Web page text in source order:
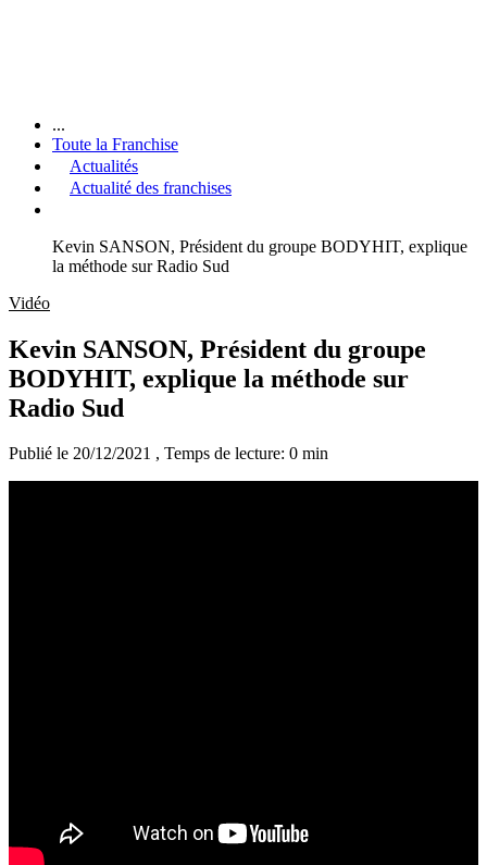
...
Toute la Franchise
Actualités
Actualité des franchises
Kevin SANSON, Président du groupe BODYHIT, explique
la méthode sur Radio Sud
Vidéo
Kevin SANSON, Président du groupe
BODYHIT, explique la méthode sur
Radio Sud
Publié le 20/12/2021 , Temps de lecture: 0 min